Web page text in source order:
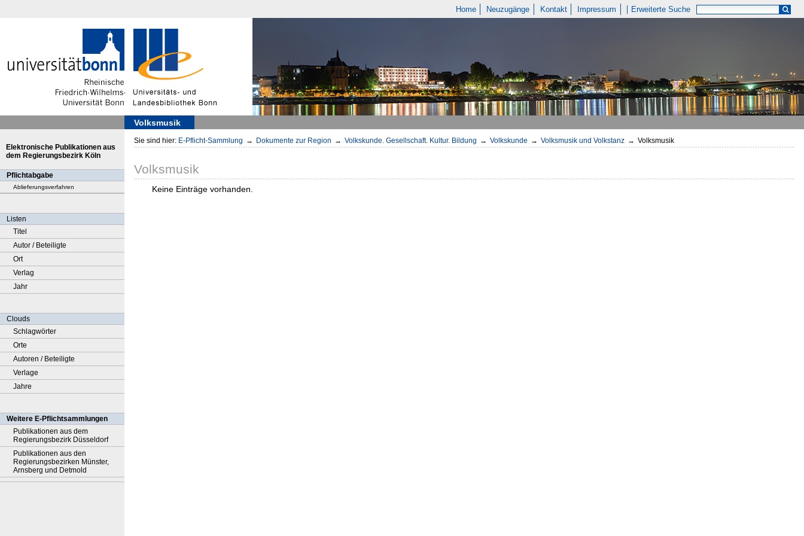
Home Neuzugänge Kontakt Impressum Erweiterte Suche
Volksmusik
Elektronische Publikationen aus
dem Regierungsbezirk Köln
Pflichtabgabe
Ablieferungsverfahren
Listen
Titel
Autor / Beteiligte
Ort
Verlag
Jahr
Clouds
Schlagwörter
Orte
Autoren / Beteiligte
Verlage
Jahre
Weitere E-Pflichtsammlungen
Publikationen aus dem
Regierungsbezirk Düsseldorf
Publikationen aus den
Regierungsbezirken Münster,
Arnsberg und Detmold
Sie sind hier: E-Pflicht-Sammlung → Dokumente zur Region → Volkskunde. Gesellschaft. Kultur. Bildung → Volkskunde → Volksmusik und Volkstanz → Volksmusik
Volksmusik
Keine Einträge vorhanden.